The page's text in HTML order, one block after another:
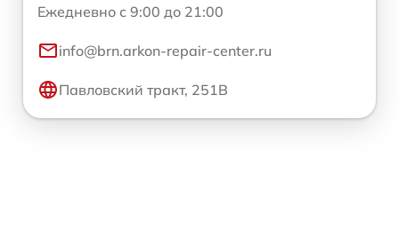
Ежедневно с 9:00 до 21:00
info@brn.arkon-repair-center.ru
Павловский тракт, 251В